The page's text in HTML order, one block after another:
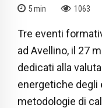
5min 1063
Tre eventi
ad Avellino, il 27
dedicati alla
energetiche degli
metodologie di